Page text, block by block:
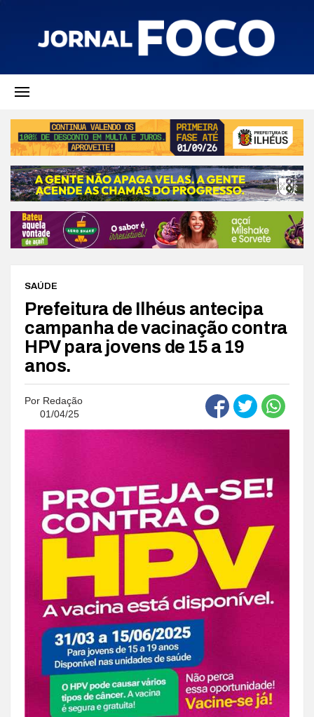
SAÚDE
Prefeitura de Ilhéus antecipa
campanha de vacinação contra
HPV para jovens de 15 a 19
anos.
Por Redação
01/04/25